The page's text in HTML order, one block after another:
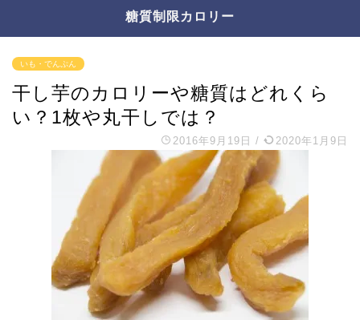
糖質制限カロリー
いも・でんぷん
干し芋のカロリーや糖質はどれくら
い？1枚や丸干しでは？
2016年9月19日 / 2020年1月9日